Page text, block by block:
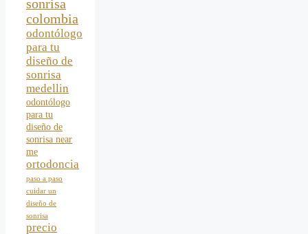
sonrisa
colombia
odontólogo
para tu
diseño de
sonrisa
medellin
odontólogo
para tu
diseño de
sonrisa near
me
ortodoncia
paso a paso
cuidar un
diseño de
sonrisa
precio